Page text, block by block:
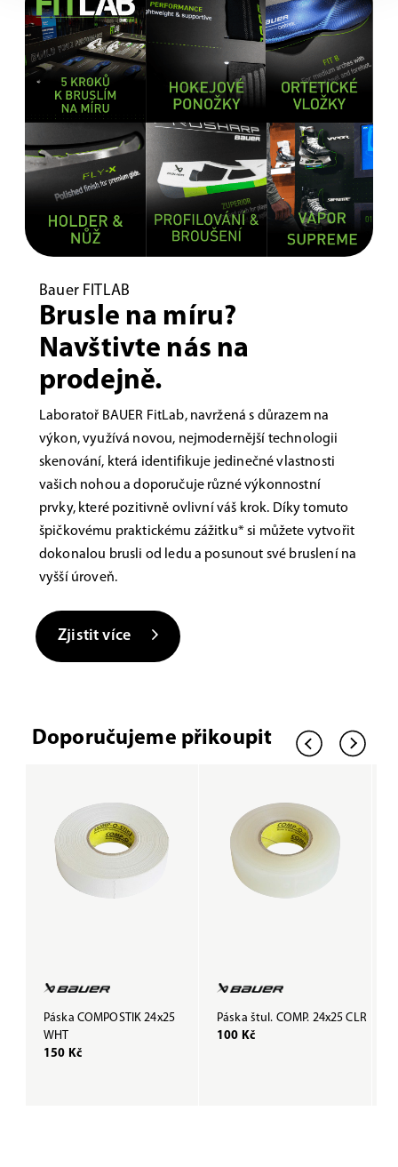
Bauer FITLAB
Brusle na míru?
Navštivte nás na
prodejně.
Laboratoř BAUER FitLab, navržená s důrazem na
výkon, využívá novou, nejmodernější technologii
skenování, která identifikuje jedinečné vlastnosti
vašich nohou a doporučuje různé výkonnostní
prvky, které pozitivně ovlivní váš krok. Díky tomuto
špičkovému praktickému zážitku* si můžete vytvořit
dokonalou brusli od ledu a posunout své bruslení na
vyšší úroveň.
Zjistit více
Doporučujeme přikoupit
Páska COMPOSTIK 24x25
WHT
150 Kč
Páska štul. COMP. 24x25 CLR
100 Kč